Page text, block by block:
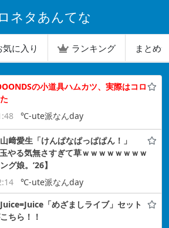
ネタあんてな
気に入り ランキング まとめ
の小道具ハムカツ、実際はコロ
℃-ute派なんday
山﨑愛生「けんぱなぱっぱぱん！」
る気無さすぎて草ｗｗｗｗｗｗｗｗ
グ娘。’26】
℃-ute派なんday
Juice=Juice「めざましライブ」セット
ちら！！